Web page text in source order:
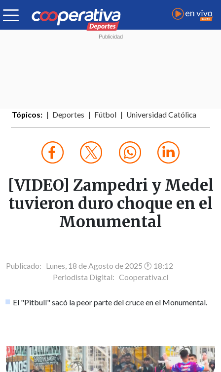
Tópicos: Deportes Fútbol Universidad Católica
[VIDEO] Zampedri y Medel
tuvieron duro choque en el
Monumental
Publicado: Lunes, 18 de Agosto de 2025 🕐 18:12
Periodista Digital: Cooperativa.cl
El "Pitbull" sacó la peor parte del cruce en el Monumental.